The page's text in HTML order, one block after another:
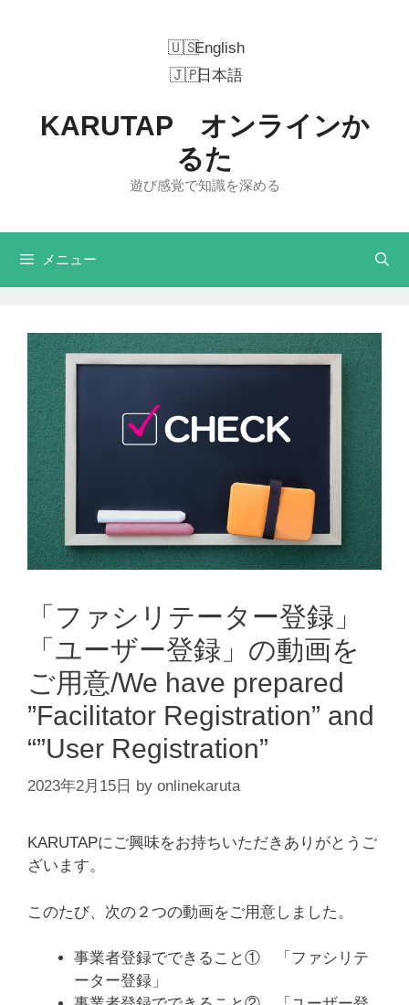
English
日本語
KARUTAP オンラインか
るた
遊び感覚で知識を深める
メニュー
「ファシリテーター登録」
「ユーザー登録」の動画を
ご用意/We have prepared
”Facilitator Registration” and
“”User Registration”
2023年2月15日 by onlinekaruta
KARUTAPにご興味をお持ちいただきありがとうご
ざいます。
このたび、次の２つの動画をご用意しました。
事業者登録でできること① 「ファシリテ
ーター登録」